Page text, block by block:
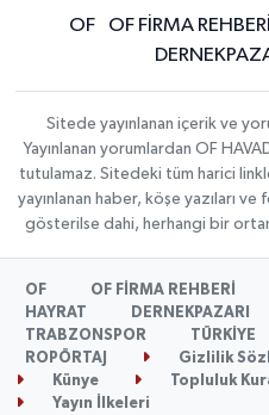
OF OF FİRMA REHBERİ
Sitede yayınlanan içerik ve
Yayınlanan yorumlardan OF
tutulamaz. Sitedeki tüm harici
yayınlanan haber, köşe yazıları
gösterilse dahi, herhangi bir
OF OF FİRMA REHBERİ
HAYRAT
DERNEKPAZARI
TRABZONSPOR
TÜRKİYE
ROPÖRTAJ
Gizlilik
Künye
Topluluk
Yayın İlkeleri